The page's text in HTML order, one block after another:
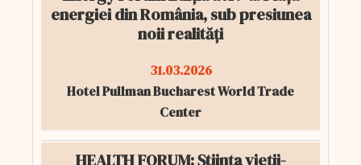
energiei din România, sub presiunea
noii realități
31.03.2026
Hotel Pullman Bucharest World Trade
Center
HEALTH FORUM: Știința vieții-